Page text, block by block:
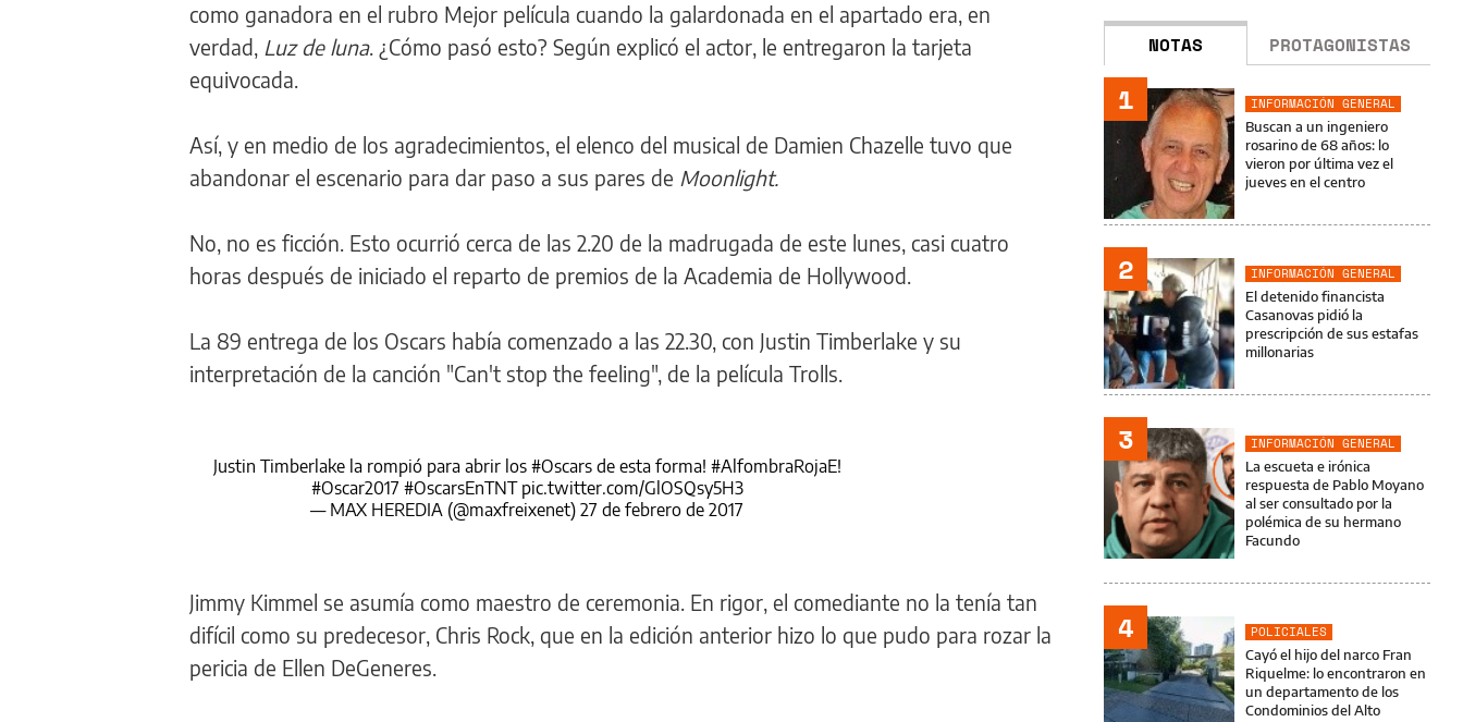
como ganadora en el rubro Mejor película cuando la galardonada en el apartado era, en
verdad, Luz de luna. ¿Cómo pasó esto? Según explicó el actor, le entregaron la tarjeta
equivocada.
Así, y en medio de los agradecimientos, el elenco del musical de Damien Chazelle tuvo que
abandonar el escenario para dar paso a sus pares de Moonlight.
No, no es ficción. Esto ocurrió cerca de las 2.20 de la madrugada de este lunes, casi cuatro
horas después de iniciado el reparto de premios de la Academia de Hollywood.
La 89 entrega de los Oscars había comenzado a las 22.30, con Justin Timberlake y su
interpretación de la canción "Can't stop the feeling", de la película Trolls.
Justin Timberlake la rompió para abrir los #Oscarsde esta forma! #AlfombraRojaE!
#Oscar2017 #OscarsEnTNT pic.twitter.com/GlOSQsy5H3
— MAX HEREDIA (@maxfreixenet) 27 de febrero de 2017
Jimmy Kimmel se asumía como maestro de ceremonia. En rigor, el comediante no la tenía tan
difícil como su predecesor, Chris Rock, que en la edición anterior hizo lo que pudo para rozar la
pericia de Ellen DeGeneres.
NOTAS PROTAGONISTAS
1
INFORMACIÓN GENERAL
Buscan a un ingeniero
rosarino de 68 años: lo
vieron por última vez el
jueves en el centro
2
INFORMACIÓN GENERAL
El detenido financista
Casanovas pidió la
prescripción de sus estafas
millonarias
3
INFORMACIÓN GENERAL
La escueta e irónica
respuesta de Pablo Moyano
al ser consultado por la
polémica de su hermano
Facundo
4
POLICIALES
Cayó el hijo del narco Fran
Riquelme: lo encontraron en
un departamento de los
Condominios del Alto